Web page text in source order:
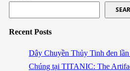
Recent Posts
Dây Chuyền Thủy Tinh đen
Chúng tại TITANIC: The